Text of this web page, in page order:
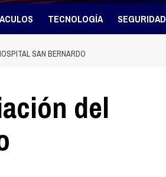
TECNOLOGÍA SEGURIDAD
SAN BERNARDO
del